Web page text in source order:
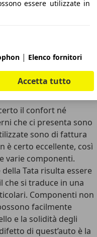
essere alto e, le
al centro nel far
Nel suo
con le sue
o all’avventura, ma
di slancio e
il confort né
che ci presenta sono
sono di fattura
è certo eccellente, così
varie componenti.
Tata risulta essere
che si traduce in una
Componenti non
facilmente
e la solidità degli
di quest’auto è la
essere utilizzate in
| Elenco fornitori
Accetta tutto